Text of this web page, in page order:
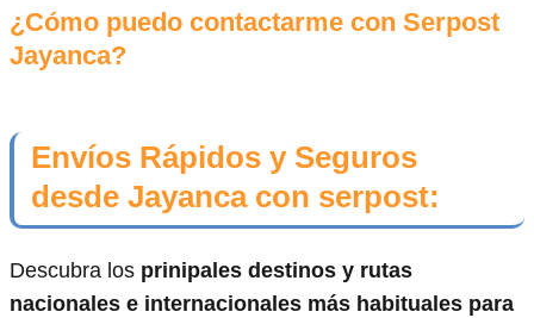
¿Cómo puedo contactarme con Serpost
Jayanca?
Envíos Rápidos y Seguros
desde Jayanca con serpost:
Descubra los prinipales destinos y rutas
nacionales e internacionales más habituales para